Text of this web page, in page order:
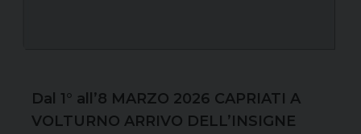
Dal 1° all’8 MARZO 2026 CAPRIATI A
VOLTURNO ARRIVO DELL’INSIGNE